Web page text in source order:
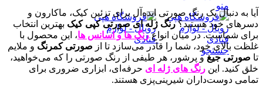
منو
جستجو
آیا به دنبال یک رنگ صورتی ایده‌آل برای تزئین کیک، ماکارون و
دسرهای خود هستید؟رنگ ژله ای صورتی کپی کیک بهترین انتخاب
برای شماست. در میان انواعرنگ ها و اسانس ها، این محصول با
غلظت بالای خود، شما را قادر می‌سازد تا از صورتی کمرنگ و ملایم
تا صورتی جیغو پرشور، هر طیفی از رنگ صورتی را که می‌خواهید،
خلق کنید. این رنگ های ژله ای حرفه‌ای، ابزاری ضروری برای
تمامی دوست‌داران شیرینی‌پزی هستند.